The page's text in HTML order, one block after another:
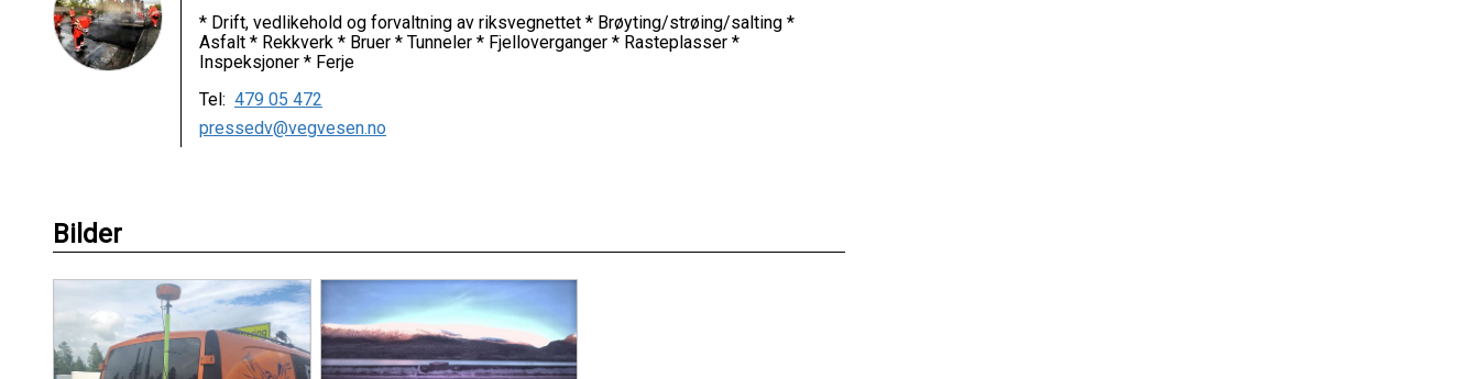
* Drift, vedlikehold og forvaltning av riksvegnettet * Brøyting/strøing/salting *
Asfalt * Rekkverk * Bruer * Tunneler * Fjelloverganger * Rasteplasser *
Inspeksjoner * Ferje
Tel: 479 05 472
pressedv@vegvesen.no
Bilder